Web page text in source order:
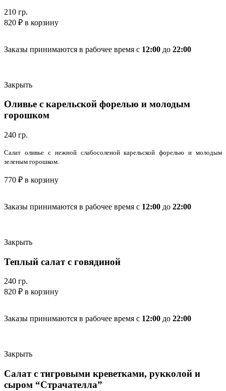
210 гр.
820 ₽ в корзину
Заказы принимаются в рабочее время с 12:00 до 22:00
Закрыть
Оливье с карельской форелью и молодым
горошком
240 гр.
Салат оливье с нежной слабосоленой карельской форелью и молодым
зеленым горошком.
770 ₽ в корзину
Заказы принимаются в рабочее время с 12:00 до 22:00
Закрыть
Теплый салат с говядиной
240 гр.
820 ₽ в корзину
Заказы принимаются в рабочее время с 12:00 до 22:00
Закрыть
Салат с тигровыми креветками, рукколой и
сыром “Страчателла”